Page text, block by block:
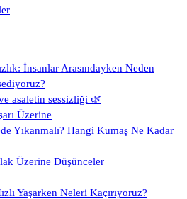
İnsanlar Arasındayken Neden
asaletin sessizliği 🌿
Üzerine
Yıkanmalı? Hangi Kumaş Ne Kadar
Üzerine Düşünceler
Yaşarken Neleri Kaçırıyoruz?